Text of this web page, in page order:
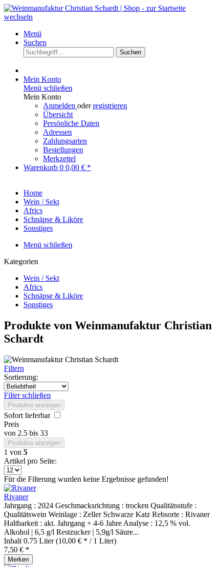
Menü
Suchen
Suchen
Mein Konto
Menü schließen
Mein Konto
Anmelden oderregistrieren
Übersicht
Persönliche Daten
Adressen
Zahlungsarten
Bestellungen
Merkzettel
Warenkorb 0 0,00 € *
Home
Wein / Sekt
Africs
Schnäpse & Liköre
Sonstiges
Menü schließen
Kategorien
Wein / Sekt
Africs
Schnäpse & Liköre
Sonstiges
Produkte von Weinmanufaktur Christian
Schardt
Filtern
Sortierung:
Filter schließen
Produkte anzeigen
Sofort lieferbar
Preis
von 2.5 bis 33
Produkte anzeigen
1 von 5
Artikel pro Seite:
Für die Filterung wurden keine Ergebnisse gefunden!
Rivaner
Jahrgang : 2024 Geschmacksrichtung : trocken Qualitätsstufe :
Qualitätswein Weinlage : Zeller Schwarze Katz Rebsorte : Rivaner
Haltbarkeit : akt. Jahrgang + 4-6 Jahre Analyse : 12,5 % vol.
Alkohol | 6,5 g/l Restzucker | 5,9g/l Säure...
Inhalt 0.75 Liter(10,00 € * / 1 Liter)
7,50 € *
Merken